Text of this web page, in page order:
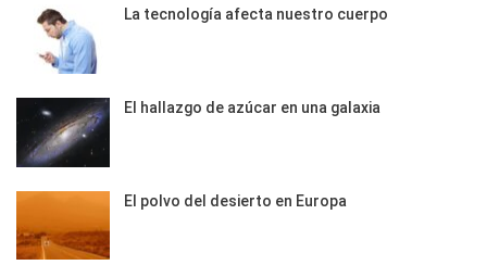
La tecnología afecta nuestro cuerpo
El hallazgo de azúcar en una galaxia
El polvo del desierto en Europa